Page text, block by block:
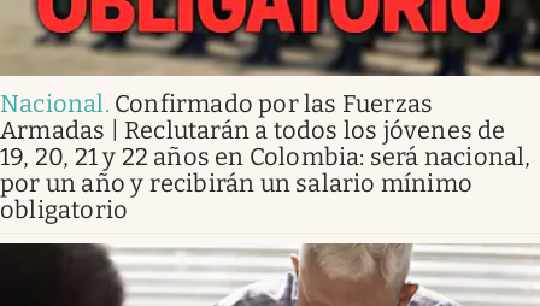
Nacional. Confirmado por las Fuerzas
Armadas | Reclutarán a todos los jóvenes de
19, 20, 21 y 22 años en Colombia: será nacional,
por un año y recibirán un salario mínimo
obligatorio